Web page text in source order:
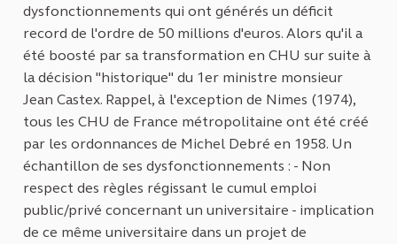
dysfonctionnements qui ont générés un déficit
record de l'ordre de 50 millions d'euros. Alors qu'il a
été boosté par sa transformation en CHU sur suite à
la décision "historique" du 1er ministre monsieur
Jean Castex. Rappel, à l'exception de Nimes (1974),
tous les CHU de France métropolitaine ont été créé
par les ordonnances de Michel Debré en 1958. Un
échantillon de ses dysfonctionnements : - Non
respect des règles régissant le cumul emploi
public/privé concernant un universitaire - implication
de ce même universitaire dans un projet de